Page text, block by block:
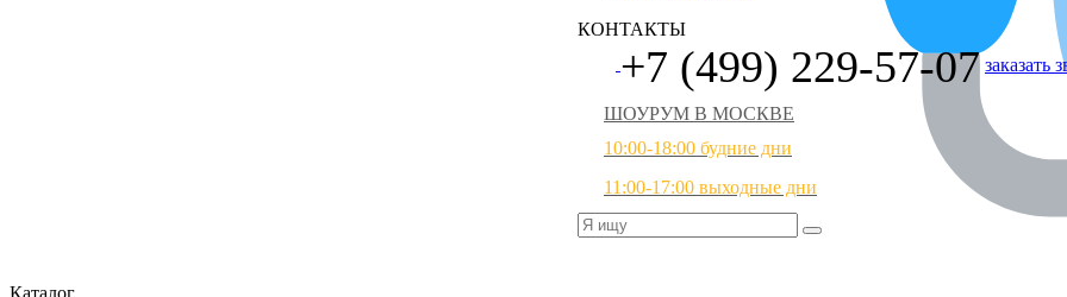
КОНТАКТЫ
+7 (499) 229-57-07 заказать
ШОУРУМ В МОСКВЕ
10:00-18:00 будние дни
11:00-17:00 выходные дни
Каталог